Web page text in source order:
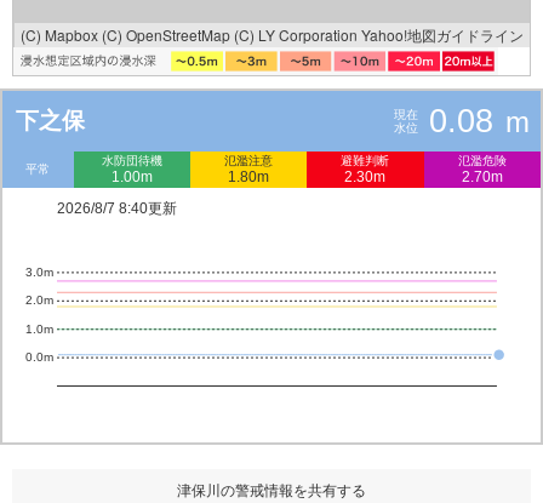
(C) Mapbox (C) OpenStreetMap (C) LY Corporation Yahoo!地図ガイドライン
下之保
現在
水位
0.08 m
平常
水防団待機
1.00m
氾濫注意
1.80m
避難判断
2.30m
氾濫危険
2.70m
2026/8/7 8:40更新
0.0m
1.0m
2.0m
3.0m
津保川の警戒情報を共有する